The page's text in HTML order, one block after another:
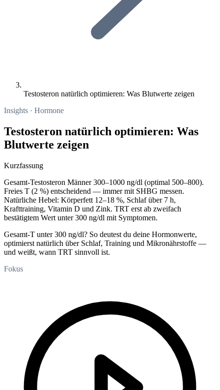
Testosteron natürlich optimieren: Was Blutwerte zeigen
Insights · Hormone
Testosteron natürlich optimieren: Was
Blutwerte zeigen
Kurzfassung
Gesamt-Testosteron Männer 300–1000 ng/dl (optimal 500–800).
Freies T (2 %) entscheidend — immer mit SHBG messen.
Natürliche Hebel: Körperfett 12–18 %, Schlaf über 7 h,
Krafttraining, Vitamin D und Zink. TRT erst ab zweifach
bestätigtem Wert unter 300 ng/dl mit Symptomen.
Gesamt-T unter 300 ng/dl? So deutest du deine Hormonwerte,
optimierst natürlich über Schlaf, Training und Mikronährstoffe —
und weißt, wann TRT sinnvoll ist.
Fokus